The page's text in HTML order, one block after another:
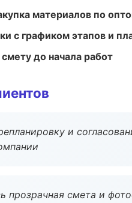
материалов по
с графиком этапов и
до начала работ
и
прозрачная смета и